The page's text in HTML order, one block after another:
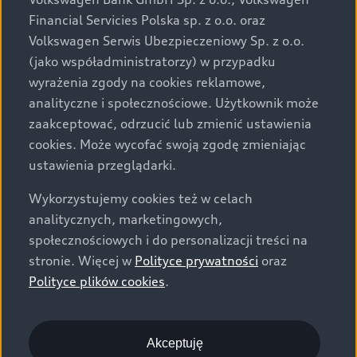
za dopłatą. Wiążące ustalenie ceny, wyposażenia i
specyfikacji pojazdu następują w umowie sprzedaży, a
określenie parametrów technicznych zawiera
świadectwo homologacji typu pojazdu. Zastrzegamy
sobie prawo do zmian i pomyłek. Wszelkie informacje
prezentowane na stronie są aktualne na dzień ich
zamieszczania. W celu uzyskania najnowszych
informacji prosimy kontaktować się z Partnerem Marki
Audi.
Wszystkie produkowane obecnie samochody marki Audi
są wykonywane z materiałów spełniających pod
względem możliwości odzysku i recyklingu wymagania
określone w normie ISO 22628 i są zgodne z
europejskimi świadectwami homologacji wydanymi wg
o.o. podlega obowiązkowi zapewnienia wszystkim
użytkownikom samochodów marki Volkswagen sieci
Financial Servicies Polska sp. z o.o. oraz
Volkswagen Serwis Ubezpieczeniowy Sp. z o.o.
(jako współadministratorzy) w przypadku
wyrażenia zgody na cookies reklamowe,
analityczne i społecznościowe. Użytkownik może
zaakceptować, odrzucić lub zmienić ustawienia
cookies. Może wycofać swoją zgodę zmieniając
ustawienia przeglądarki.
Wykorzystujemy cookies też w celach
analitycznych, marketingowych,
społecznościowych i do personalizacji treści na
stronie. Więcej w Polityce prywatności oraz
Polityce plików cookies.
Akceptuję